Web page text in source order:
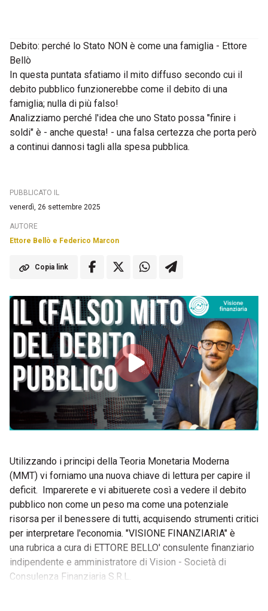
Debito: perché lo Stato NON è come una famiglia - Ettore
Bellò
In questa puntata sfatiamo il mito diffuso secondo cui il
debito pubblico funzionerebbe come il debito di una
famiglia; nulla di più falso!
Analizziamo perché l'idea che uno Stato possa "finire i
soldi" è - anche questa! - una falsa certezza che porta però
a continui dannosi tagli alla spesa pubblica.
PUBBLICATO IL
venerdì, 26 settembre 2025
AUTORE
Ettore Bellò e Federico Marcon
Copia link
Utilizzando i principi della Teoria Monetaria Moderna
(MMT) vi forniamo una nuova chiave di lettura per capire il
deficit. Imparerete e vi abituerete così a vedere il debito
pubblico non come un peso ma come una potenziale
risorsa per il benessere di tutti, acquisendo strumenti critici
per interpretare l'economia. "VISIONE FINANZIARIA" è
una rubrica a cura di ETTORE BELLO' consulente finanziario
indipendente e amministratore di Vision - Società di
Consulenza Finanziaria S.R.L.